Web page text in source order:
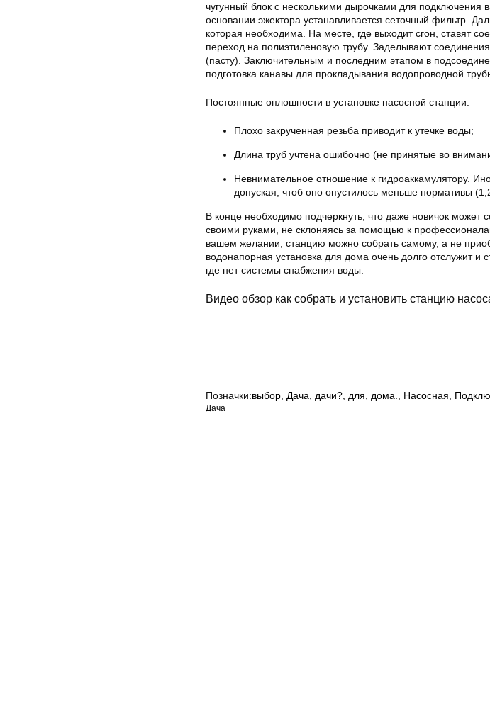
чугунный блок с несколькими дырочками для
основании эжектора устанавливается сеточный фильтр.
которая необходима. На месте, где выходит сгон, ставят
переход на полиэтиленовую трубу. Заделывают
(пасту). Заключительным и последним этапом в
подготовка канавы для прокладывания водопроводной
Постоянные оплошности в установке насосной станции:
Плохо закрученная резьба приводит к утечке воды;
Длина труб учтена ошибочно (не принятые во
Невнимательное отношение к гидроаккамулятору.
допуская, чтоб оно опустилось меньше нормативы
В конце необходимо подчеркнуть, что даже новичок может
своими руками, не склоняясь за помощью к
вашем желании, станцию можно собрать самому, а не
водонапорная установка для дома очень долго отслужит
где нет системы снабжения воды.
Видео обзор как собрать и установить станцию
Позначки:выбор, Дача, дачи?, для, дома., Насосная,
Дача